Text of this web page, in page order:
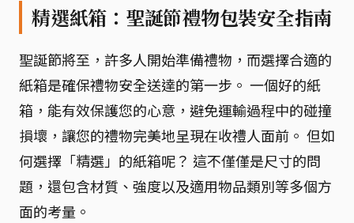
精選紙箱：聖誕節禮物包裝安全指南
聖誕節將至，許多人開始準備禮物，而選擇合適的
紙箱是確保禮物安全送達的第一步。 一個好的紙
箱，能有效保護您的心意，避免運輸過程中的碰撞
損壞，讓您的禮物完美地呈現在收禮人面前。 但如
何選擇「精選」的紙箱呢？ 這不僅僅是尺寸的問
題，還包含材質、強度以及適用物品類別等多個方
面的考量。